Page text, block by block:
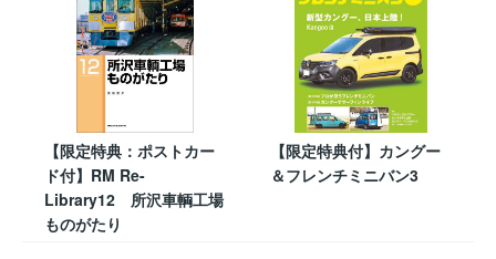
【限定特典：ポストカー
ド付】RM Re-
Library12 所沢車輌工場
ものがたり
【限定特典付】カングー
＆フレンチミニバン3